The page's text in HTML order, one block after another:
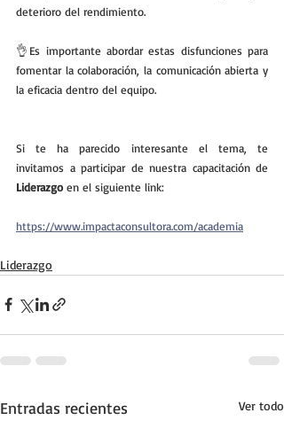
deterioro del rendimiento.
👌Es importante abordar estas disfunciones para
fomentar la colaboración, la comunicación abierta y
la eficacia dentro del equipo.
Si te ha parecido interesante el tema, te
Liderazgo en el siguiente link:
https://www.impactaconsultora.com/academia
Liderazgo
Entradas recientes Ver todo